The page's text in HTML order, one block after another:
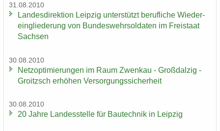
31.08.2010
Lan­des­di­rek­ti­on Leip­zig un­ter­stützt be­ruf­li­che Wie­der­
ein­glie­de­rung von Bun­des­wehr­sol­da­ten im Frei­staat
Sach­sen
30.08.2010
Netz­op­ti­mie­run­gen im Raum Zwenkau - Groß­dal­zig -
Groitzsch er­hö­hen Ver­sor­gungs­si­cher­heit
30.08.2010
20 Jahre Lan­des­stel­le für Bau­tech­nik in Leip­zig